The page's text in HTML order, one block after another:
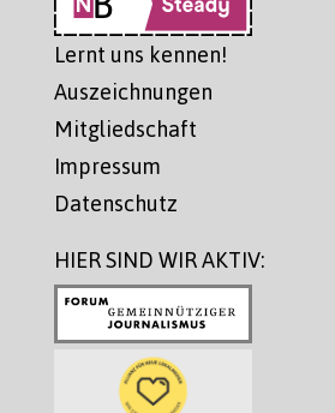
Lernt uns kennen!
Auszeichnungen
Mitgliedschaft
Impressum
Datenschutz
HIER SIND WIR AKTIV: